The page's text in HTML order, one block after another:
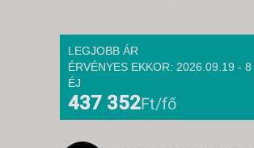
LEGJOBB ÁR
ÉRVÉNYES EKKOR: 2026.09.19 - 8
ÉJ
437 352Ft/fő